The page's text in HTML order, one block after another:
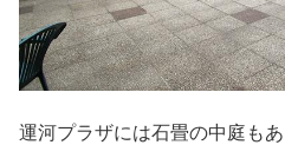
運河プラザには石畳の中庭もあ